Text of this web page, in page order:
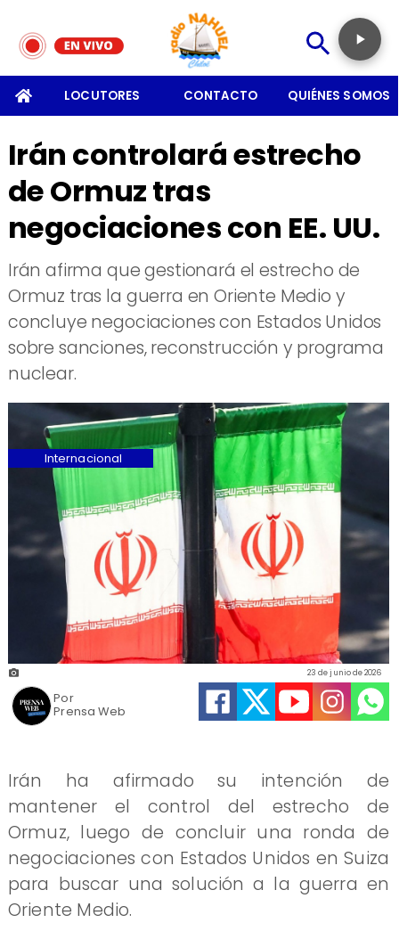
LOCUTORES CONTACTO QUIÉNES SOMOS
Irán controlará estrecho
de Ormuz tras
negociaciones con EE. UU.
Irán afirma que gestionará el estrecho de
Ormuz tras la guerra en Oriente Medio y
concluye negociaciones con Estados Unidos
sobre sanciones, reconstrucción y programa
nuclear.
Prensa Web
23 de junio de 2026
Internacional
Por
Irán ha afirmado su intención de
mantener el control del estrecho de
Ormuz, luego de concluir una ronda de
negociaciones con Estados Unidos en Suiza
para buscar una solución a la guerra en
Oriente Medio.